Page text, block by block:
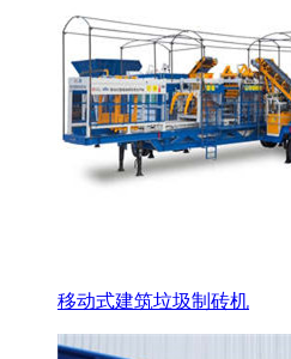
移动式建筑垃圾制砖机